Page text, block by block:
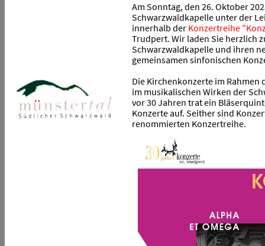
Am Sonntag, den 26. Oktober
Schwarzwaldkapelle unter der
innerhalb der Konzertreihe
Trudpert. Wir laden Sie herzlich
Schwarzwaldkapelle und ihren
gemeinsamen sinfonischen
Die Kirchenkonzerte im
im musikalischen Wirken der
vor 30 Jahren trat ein
Konzerte auf. Seither sind
renommierten Konzertreihe.